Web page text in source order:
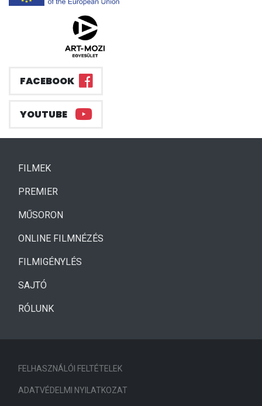
FACEBOOK
YOUTUBE
FILMEK(CURRENT)
PREMIER
MŰSORON
ONLINE FILMNÉZÉS
FILMIGÉNYLÉS
SAJTÓ
RÓLUNK
FELHASZNÁLÓI FELTÉTELEK
ADATVÉDELMI NYILATKOZAT